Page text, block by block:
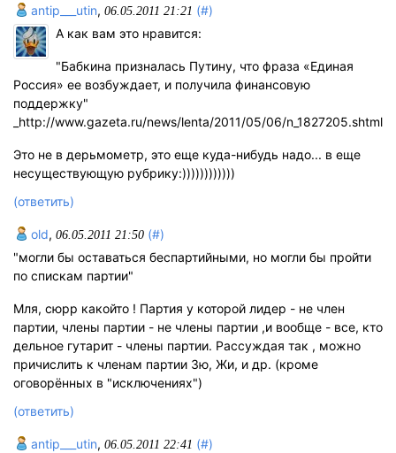
antip___utin, 06.05.2011 21:21 (#)
А как вам это нравится:
"Бабкина призналась Путину, что фраза «Единая
Россия» ее возбуждает, и получила финансовую
поддержку"
_http://www.gazeta.ru/news/lenta/2011/05/06/n_1827205.shtml
Это не в дерьмометр, это еще куда-нибудь надо... в еще
несуществующую рубрику:))))))))))))
(ответить)
old, 06.05.2011 21:50 (#)
"могли бы оставаться беспартийными, но могли бы пройти
по спискам партии"
Мля, сюрр какойто ! Партия у которой лидер - не член
партии, члены партии - не члены партии ,и вообще - все, кто
дельное гутарит - члены партии. Рассуждая так , можно
причислить к членам партии Зю, Жи, и др. (кроме
оговорённых в "исключениях")
(ответить)
antip___utin, 06.05.2011 22:41 (#)